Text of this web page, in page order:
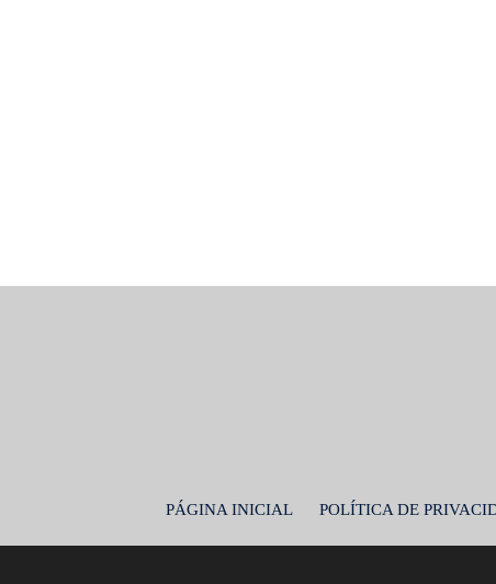
PÁGINA INICIAL POLÍTICA DE